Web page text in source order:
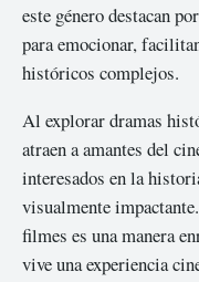
este género destacan
para emocionar,
históricos complejos.
Al explorar dramas
atraen a amantes del
interesados en la
visualmente
filmes es una manera
vive una experiencia